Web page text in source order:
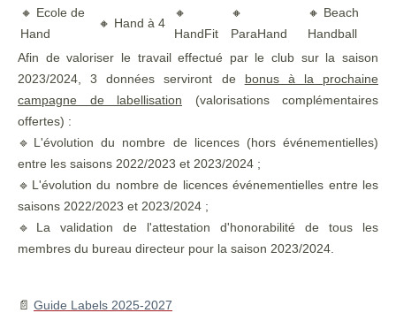
🔸 Ecole de
Hand
🔸 Hand à 4
🔸
HandFit
🔸
ParaHand
🔸 Beach
Handball
Afin de valoriser le travail effectué par le club sur la saison
2023/2024, 3 données serviront de bonus à la prochaine
campagne de labellisation (valorisations complémentaires
offertes) :
🔹L'évolution du nombre de licences (hors événementielles)
entre les saisons 2022/2023 et 2023/2024 ;
🔹L'évolution du nombre de licences événementielles entre les
saisons 2022/2023 et 2023/2024 ;
🔹La validation de l'attestation d'honorabilité de tous les
membres du bureau directeur pour la saison 2023/2024.
📄 Guide Labels 2025-2027